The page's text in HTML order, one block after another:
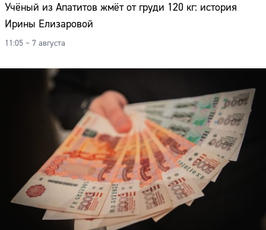
Учёный из Апатитов жмёт от груди 120 кг: история
Ирины Елизаровой
11:05 – 7 августа
Сайт: